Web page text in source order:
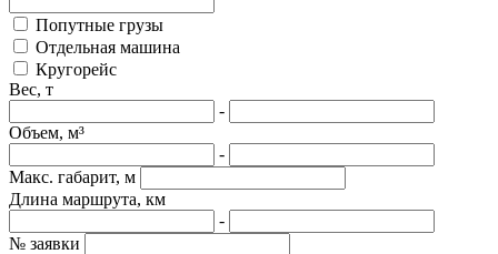
Попутные грузы
Отдельная машина
Кругорейс
Вес, т
-
Объем, м³
-
Макс. габарит, м
Длина маршрута, км
-
№ заявки